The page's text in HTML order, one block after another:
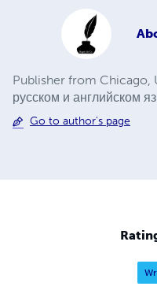
Publisher from Chicago,
русском и английском
Go to author's page